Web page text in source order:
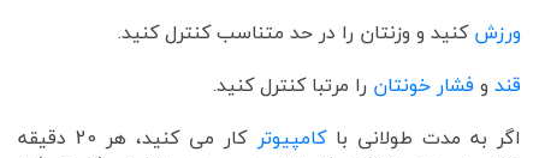
ورزشکنید و وزنتان را در حد متناسب کنترل کنید.
قند و فشار خونتان را مرتبا کنترل کنید.
اگر به مدت طولانی باکامپیوتر
کار می کنید، هر 20 دقیقه